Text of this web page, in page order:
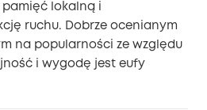
lokalną i
ruchu. Dobrze ocenianym
na popularności ze względu
i wygodę jest eufy